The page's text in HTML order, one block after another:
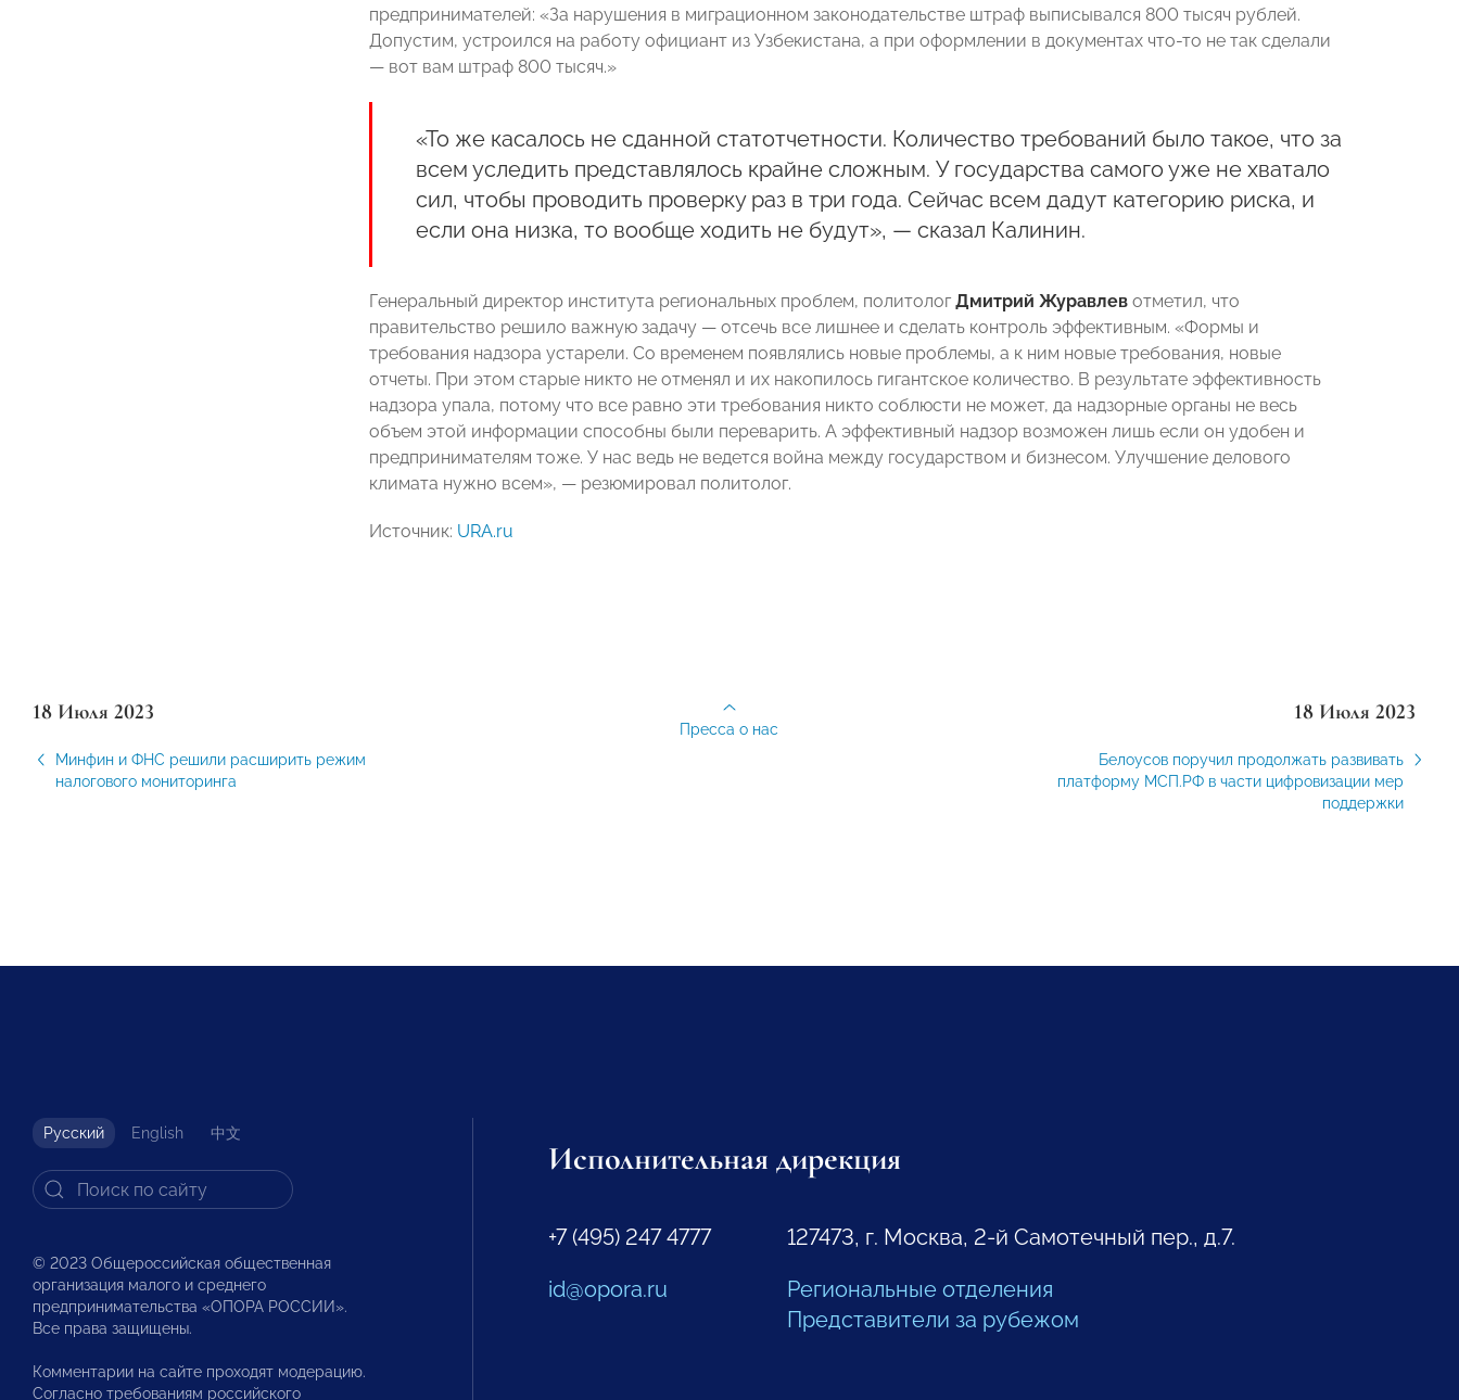
предпринимателей: «За нарушения в миграционном законодательстве штраф выписывался 800 тысяч рублей.
Допустим, устроился на работу официант из Узбекистана, а при оформлении в документах что-то не так сделали
— вот вам штраф 800 тысяч.»
«То же касалось не сданной статотчетности. Количество требований было такое, что за
всем уследить представлялось крайне сложным. У государства самого уже не хватало
сил, чтобы проводить проверку раз в три года. Сейчас всем дадут категорию риска, и
если она низка, то вообще ходить не будут», — сказал Калинин.
Генеральный директор института региональных проблем, политолог Дмитрий Журавлев отметил, что
правительство решило важную задачу — отсечь все лишнее и сделать контроль эффективным. «Формы и
требования надзора устарели. Со временем появлялись новые проблемы, а к ним новые требования, новые
отчеты. При этом старые никто не отменял и их накопилось гигантское количество. В результате эффективность
надзора упала, потому что все равно эти требования никто соблюсти не может, да надзорные органы не весь
объем этой информации способны были переварить. А эффективный надзор возможен лишь если он удобен и
предпринимателям тоже. У нас ведь не ведется война между государством и бизнесом. Улучшение делового
климата нужно всем», — резюмировал политолог.
Источник: URA.ru
18 Июля 2023
Минфин и ФНС решили расширить режим
налогового мониторинга
18 Июля 2023
Белоусов поручил продолжать развивать
платформу МСП.РФ в части цифровизации мер
поддержки
Пресса о нас
Русский English 中文
© 2023 Общероссийская общественная
организация малого и среднего
предпринимательства «ОПОРА РОССИИ».
Все права защищены.
Комментарии на сайте проходят модерацию.
Согласно требованиям российского
Исполнительная дирекция
+7 (495) 247 4777
id@opora.ru
127473, г. Москва, 2-й Самотечный пер., д.7.
Региональные отделения
Представители за рубежом